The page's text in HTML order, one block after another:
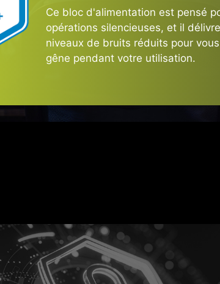
3X
GPU Power
Ce bloc d'alimentation est pensé
opérations silencieuses, et il
niveaux de bruits réduits pour
gêne pendant votre utilisation.